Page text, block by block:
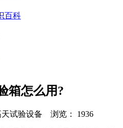
百科
箱怎么用?
天试验设备 浏览： 1936